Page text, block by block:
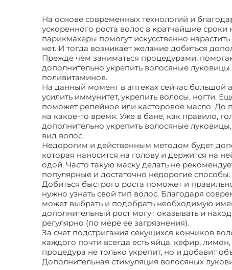
На основе современных технологий и
ускоренного роста волос в кратчайшие сроки
парикмахеры помогут искусственно
нет. И тогда возникает желание добиться
Прежде чем заниматься процедурами,
дополнительно укрепить волосяные
поливитаминов.
На данный момент в аптеках сейчас большой
усилить иммунитет, укрепить волосы, ногти.
поможет репейное или касторовое масло. До
на какое-то время. Уже в бане, как правило,
дополнительно укрепить волосяные
вид волос.
Недорогим и действенным методом будет
которая наносится на голову и держится на
одой. Часто такую маску делать не
популярные и достаточно недорогие способы.
Добиться быстрого роста поможет и
нужно узнать свой тип волос. Благодаря
может выбрать и подобрать необходимую
дополнительный рост могут оказывать и
регулярно (по мере ее загрязнения).
За счет подстригания секущихся кончиков
каждого почти всегда есть яйца, кефир,
процедура не только укрепит, но и добавит
Дополнительная стимуляция волосяных